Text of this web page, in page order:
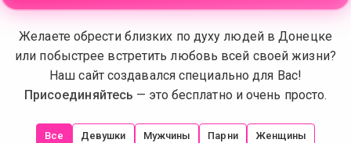
Желаете обрести близких по духу людей в Донецке
или побыстрее встретить любовь всей своей жизни?
Наш сайт создавался специально для Вас!
Присоединяйтесь — это бесплатно и очень просто.
Все Девушки Мужчины Парни Женщины